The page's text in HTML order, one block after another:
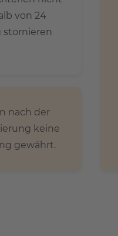
von 24
stornieren
nach der
keine
gewährt.